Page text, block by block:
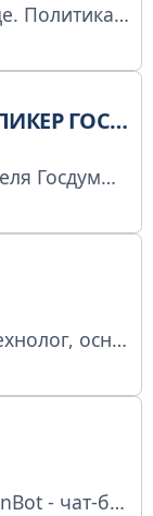
События в вашем городе. Политика, новости, инсайды, подпишись и приглашай друзей! По вопросам рекламы обращаться к @artrecpromo Зарегистрирован в РКН - https://www.gosuslugi.ru/snet/67adc5366857085566b30f75
ГОСДУМЫ
•Заместитель председателя Госдумы. •Первый зам. фракции «Новые люди». Пишите. Читаю сам, вникаю, помогаю! @davankovbot РКН https://golnk.ru/N8R3Z
Медиатехнолог, политтехнолог, основатель агентства «Щенки Media». По рекламе: @bosteleg Поспорить с автором: @rrharisov Регистрация в РКН: https://clck.ru/3EgdAa
https://t.me/TalkToKitchenBot - чат-бот для обратной связи https://t.me/rthmnwepbmebot - чат-бот для получения юридической помощи и консультаций Заявление в РКН № 4984265972 https://gosuslugi.ru/snet/67a358a9dc130259d5a00b21